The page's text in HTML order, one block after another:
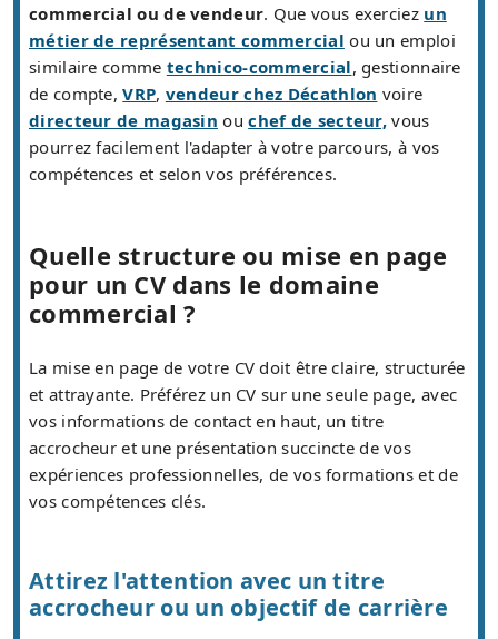
commercial ou de vendeur. Que vous exerciez un
métier de représentant commercial ou un emploi
similaire comme technico-commercial, gestionnaire
de compte,VRP, vendeur chez Décathlon voire
directeur de magasin ouchef de secteur, vous
pourrez facilement l'adapter à votre parcours, à vos
compétences et selon vos préférences.
Quelle structure ou mise en page
pour un CV dans le domaine
commercial ?
La mise en page de votre CV doit être claire, structurée
et attrayante. Préférez un CV sur une seule page, avec
vos informations de contact en haut, un titre
accrocheur et une présentation succincte de vos
expériences professionnelles, de vos formations et de
vos compétences clés.
Attirez l'attention avec un titre
accrocheur ou un objectif de carrière